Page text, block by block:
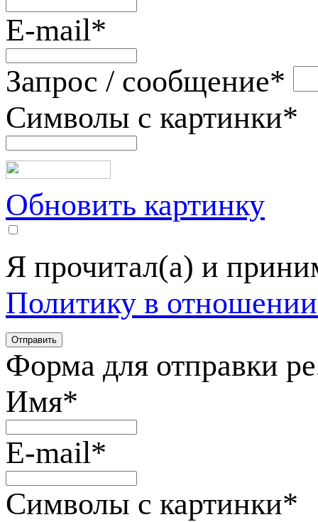
E-mail*
Запрос / сообщение*
Символы с картинки*
Обновить картинку
Я прочитал(а) и
Политику в
Форма для отправки
Имя*
E-mail*
Символы с картинки*